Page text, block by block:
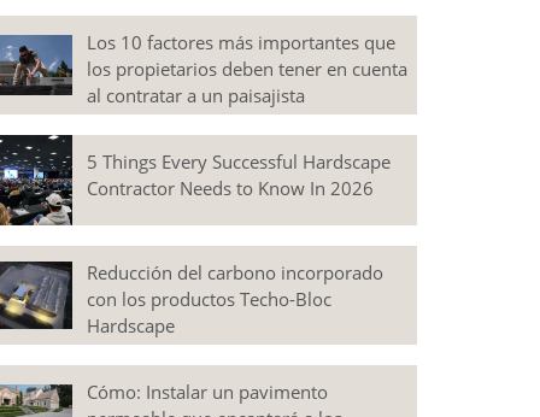
Los 10 factores más importantes que
los propietarios deben tener en cuenta
al contratar a un paisajista
5 Things Every Successful Hardscape
Contractor Needs to Know In 2026
Reducción del carbono incorporado
con los productos Techo-Bloc
Hardscape
Cómo: Instalar un pavimento